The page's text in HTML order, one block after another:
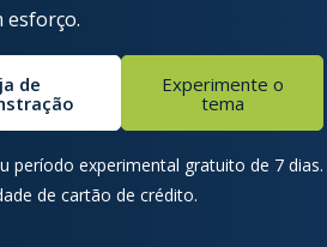
esforço.
de
Experimente o
tema
período experimental gratuito de 7 dias.
de cartão de crédito.